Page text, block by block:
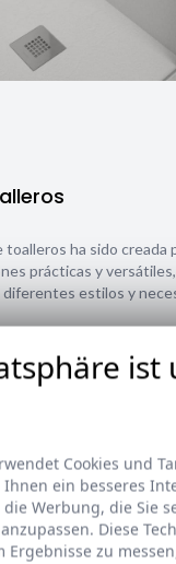
toalleros ha sido creada
prácticas y versátiles,
diferentes estilos y
ist
Cookies und
ein besseres
Werbung, die Sie
Diese
zu